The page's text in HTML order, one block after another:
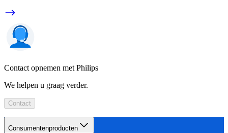
Contact opnemen met Philips
We helpen u graag verder.
Contact
Consumentenproducten